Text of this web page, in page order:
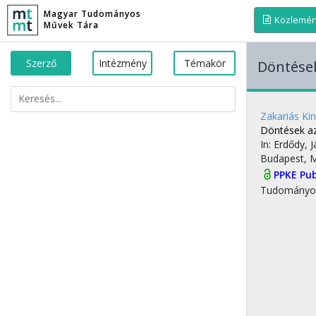
Magyar Tudományos
Művek Tára
Szerző Intézmény Témakör
Zakariás
Döntések
In: Erdődy,
Budapest,
PPKE